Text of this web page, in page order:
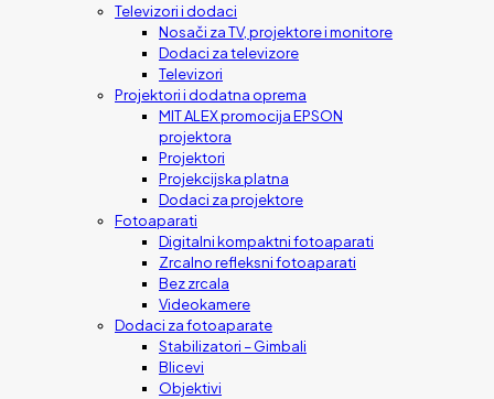
Televizori i dodaci
Nosači za TV, projektore i monitore
Dodaci za televizore
Televizori
Projektori i dodatna oprema
MIT ALEX promocija EPSON
projektora
Projektori
Projekcijska platna
Dodaci za projektore
Fotoaparati
Digitalni kompaktni fotoaparati
Zrcalno refleksni fotoaparati
Bez zrcala
Videokamere
Dodaci za fotoaparate
Stabilizatori – Gimbali
Blicevi
Objektivi